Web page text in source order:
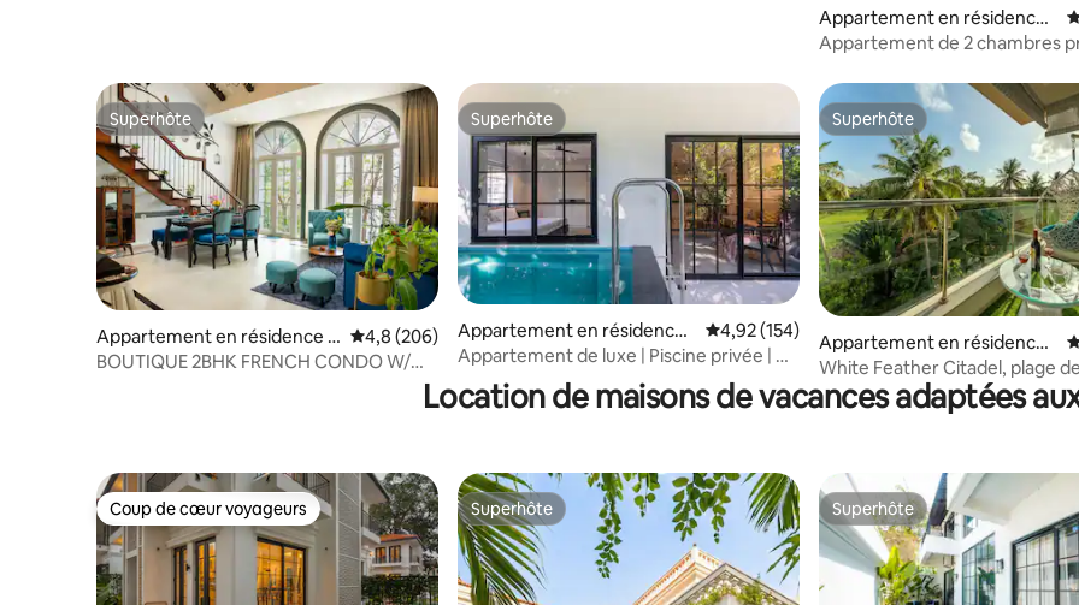
Appartement en résidence ⋅
Panaji
Appartement de 2 chambres
Superhôte
Superhôte
Appartement en résidence ⋅
Assagao
Évaluation moyenne sur la base de 206 commentaires : 4,8 sur 5
4,8 (206)
BOUTIQUE 2BHK FRENCH CONDO W/
Superhôte
Superhôte
Appartement en résidence ⋅
Calangute
Évaluation moyenne sur la base de 154
4,92 (154)
Appartement de luxe | Piscine privée | À
6 minutes de la plage
Superhôte
Superhôte
Appartement en résidence ⋅
Candolim
White Feather Citadel, plage de
Candolim
Location de maisons de vacances adaptées
Coup de cœur voyageurs
Coup de cœur voyageurs Superhôte
Superhôte Superhôte
Superhôte